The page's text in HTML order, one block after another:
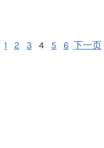
1 2 3 4 5 6 下一页